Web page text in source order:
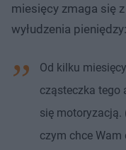
miesięcy zmaga się
wyłudzenia pieniędzy:
Od kilku
cząsteczka tego
się motoryzacją.
czym chce Wam